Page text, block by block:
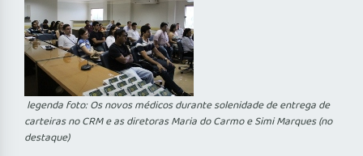
legenda foto: Os novos médicos durante solenidade de entrega de
carteiras no CRM e as diretoras Maria do Carmo e Simi Marques (no
destaque)